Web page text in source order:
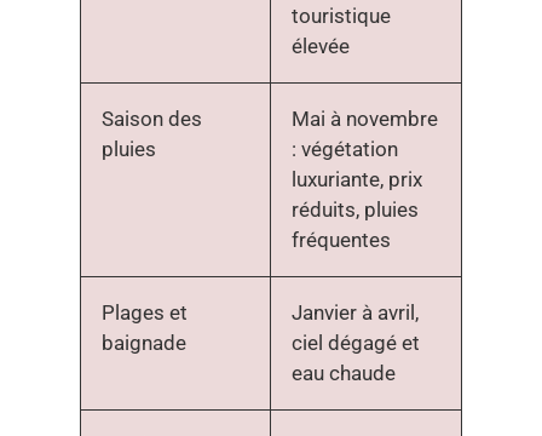
touristique
élevée
Saison des
pluies
Mai à novembre
: végétation
luxuriante, prix
réduits, pluies
fréquentes
Plages et
baignade
Janvier à avril,
ciel dégagé et
eau chaude